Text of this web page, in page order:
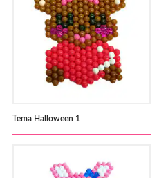
Tema Halloween 1